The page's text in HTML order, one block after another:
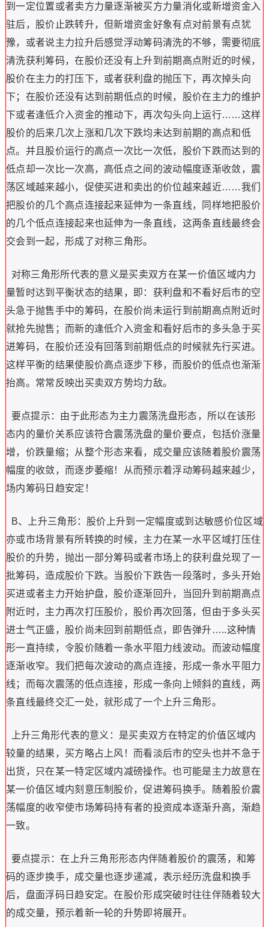
到一定位置或者卖方力量逐渐被买方力量消化或新增资金入
驻后，股价止跌转升，但新增资金好象有点对前景有点犹
豫，或者说主力拉升后感觉浮动筹码清洗的不够，需要彻底
清洗获利筹码，在股价还没有上升到前期高点附近的时候，
股价在主力的打压下，或者获利盘的抛压下，再次掉头向
下；在股价还没有达到前期低点的时候，股价在主力的维护
下或者逢低介入资金的推动下，再次勾头向上运行……这样
股价的后来几次上涨和几次下跌均未达到前期的高点和低
点。并且股价运行的高点一次比一次低，股价下跌而达到的
低点却一次比一次高，高低点之间的波动幅度逐渐收敛，震
荡区域越来越小，促使买进和卖出的价位越来越近……我们
把股价的几个高点连接起来延伸为一条直线，同样地把股价
的几个低点连接起来也延伸为一条直线，这两条直线最终会
交会到一起，形成了对称三角形。
对称三角形所代表的意义是买卖双方在某一价值区域内力
量暂时达到平衡状态的结果，即：获利盘和不看好后市的空
头急于抛售手中的筹码，在股价尚未运行到前期高点附近时
就抢先抛售；而新的逢低介入资金和看好后市的多头急于买
进筹码，在股价还没有回落到前期低点的时候就先行买进。
这样平衡的结果使股价高点逐步下移，而股价的低点也渐渐
抬高。常常反映出买卖双方势均力敌。
要点提示：由于此形态为主力震荡洗盘形态，所以在该形
态内的量价关系应该符合震荡洗盘的量价要点，包括价涨量
增，价跌量缩；从整个形态来看，成交量应该随着股价震荡
幅度的收敛，而逐步萎缩！从而预示着浮动筹码越来越少，
场内筹码日趋安定！
B、上升三角形：股价上升到一定幅度或到达敏感价位区域
亦或市场背景有所转换的时候，主力在某一水平区域打压住
股价的升势，抛出一部分筹码或者市场上的获利盘兑现了一
批筹码，造成股价下跌。当股价下跌告一段落时，多头开始
买进或者主力开始护盘，股价逐渐回升，当回升到前期高点
附近时，主力再次打压股价，股价再次回落，但由于多头买
进士气正盛，股价尚未回到前期低点，即告弹升…..这种情
形一直持续，令股价随着一条水平阻力线波动。而波动幅度
逐渐收窄。我们把每次波动的高点连接，形成一条水平阻力
线；而每次震荡的低点连接，形成一条向上倾斜的直线，两
条直线最终交汇一处，就形成了一个上升三角形。
上升三角形代表的意义：是买卖双方在特定的价值区域内
较量的结果，买方略占上风！而看淡后市的空头也并不急于
出货，只在某一特定区域内减磅操作。也可能是主力故意在
某一价值区域内刻意压制股价，促进筹码换手。随着股价震
荡幅度的收窄使市场筹码持有者的投资成本逐渐升高，渐趋
一致。
要点提示：在上升三角形形态内伴随着股价的震荡，和筹
码的逐步换手，成交量也逐步递减，表示经历洗盘和换手
后，盘面浮码日趋安定。在股价形成突破时往往伴随着较大
的成交量，预示着新一轮的升势即将展开。